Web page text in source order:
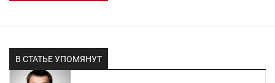
В СТАТЬЕ УПОМЯНУТ